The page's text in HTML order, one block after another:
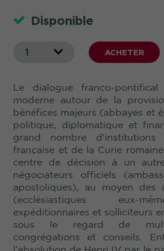
Disponible
1 ACHETER
Le dialogue franco-
moderne autour de la
bénéfices majeurs (abbayes et
politique, diplomatique et
grand nombre
française et de la Curie
centre de décision à un
négociateurs officiels
apostoliques), au moyen des
(ecclésiastiques eux-
expéditionnaires et solliciteurs
sous le regard de
congrégations et conseils.